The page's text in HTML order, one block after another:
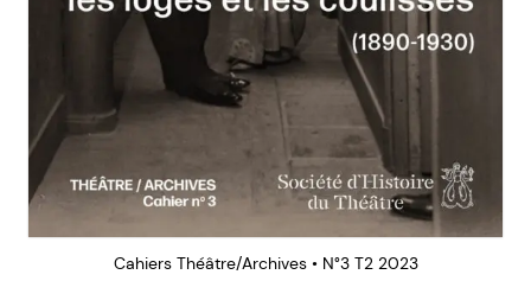
Cahiers Théâtre/Archives • N°3 T2 2023